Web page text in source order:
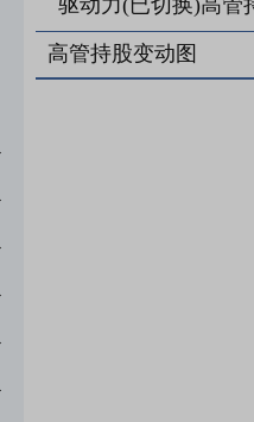
驱动力(已切换)高管
高管持股变动图